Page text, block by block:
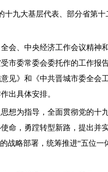
十九大基层代表、部分省第
会、中央经济工作会议精神
市委常委会委托作的工作报
见》和《中共晋城市委全会
出具体安排。
想为指导，全面贯彻党的十
命，勇蹚转型新路，提出并
战略部署，统筹推进“五位一